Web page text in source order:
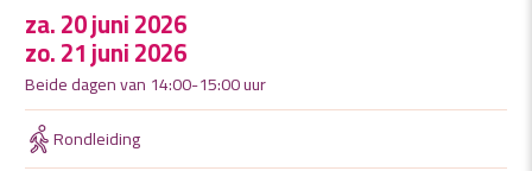
za. 20 juni 2026
zo. 21 juni 2026
Beide dagen van 14:00-15:00 uur
Rondleiding